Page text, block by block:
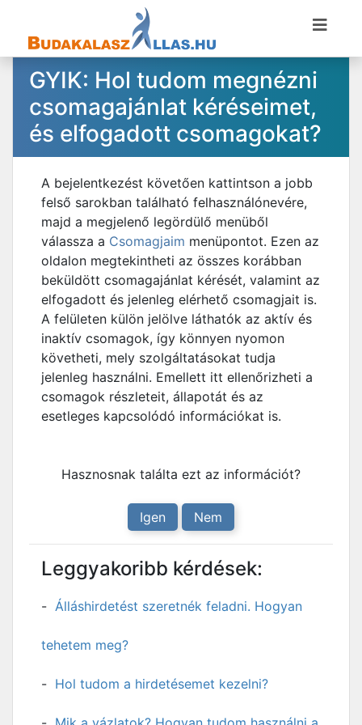
GYIK: Hol tudom megnézni
csomagajánlat kéréseimet,
és elfogadott csomagokat?
A bejelentkezést követően kattintson a jobb
felső sarokban található felhasználónevére,
majd a megjelenő legördülő menüből
válassza a Csomagjaim menüpontot. Ezen az
oldalon megtekintheti az összes korábban
beküldött csomagajánlat kérését, valamint az
elfogadott és jelenleg elérhető csomagjait is.
A felületen külön jelölve láthatók az aktív és
inaktív csomagok, így könnyen nyomon
követheti, mely szolgáltatásokat tudja
jelenleg használni. Emellett itt ellenőrizheti a
csomagok részleteit, állapotát és az
esetleges kapcsolódó információkat is.
Hasznosnak találta ezt az információt?
Igen Nem
Leggyakoribb kérdések:
Álláshirdetést szeretnék feladni. Hogyan
tehetem meg?
Hol tudom a hirdetésemet kezelni?